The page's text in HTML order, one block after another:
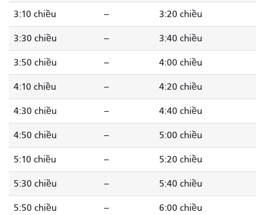
3:10 chiều -- 3:20 chiều
3:30 chiều -- 3:40 chiều
3:50 chiều -- 4:00 chiều
4:10 chiều -- 4:20 chiều
4:30 chiều -- 4:40 chiều
4:50 chiều -- 5:00 chiều
5:10 chiều -- 5:20 chiều
5:30 chiều -- 5:40 chiều
5:50 chiều -- 6:00 chiều